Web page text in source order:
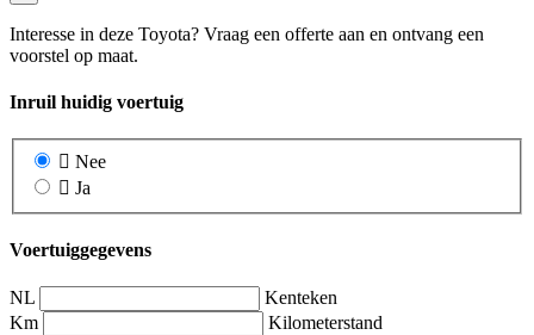
Interesse in deze Toyota? Vraag een offerte aan en ontvang een
voorstel op maat.
Inruil huidig voertuig
Nee
Ja
Voertuiggegevens
NL
Kenteken
Km
Kilometerstand